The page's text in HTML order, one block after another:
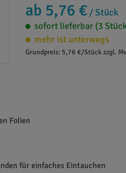
ab 5,76 € / Stück
sofort lieferbar (3
mehr ist unterwegs
Grundpreis: 5,76 €/Stück zzgl.
Folien
für einfaches Eintauchen